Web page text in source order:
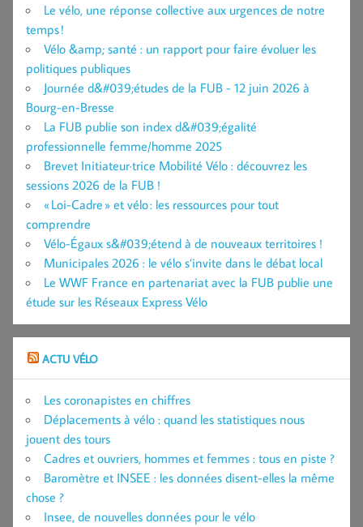
Le vélo, une réponse collective aux urgences de notre
temps !
Vélo &amp; santé : un rapport pour faire évoluer les
politiques publiques
Journée d&#039;études de la FUB - 12 juin 2026 à
Bourg-en-Bresse
La FUB publie son index d&#039;égalité
professionnelle femme/homme 2025
Brevet Initiateur·trice Mobilité Vélo : découvrez les
sessions 2026 de la FUB !
« Loi-Cadre » et vélo : les ressources pour tout
comprendre
Vélo-Égaux s&#039;étend à de nouveaux territoires !
Municipales 2026 : le vélo s’invite dans le débat local
Le WWF France en partenariat avec la FUB publie une
étude sur les Réseaux Express Vélo
ACTU VÉLO
Les coronapistes en chiffres
Déplacements à vélo : quand les statistiques nous
jouent des tours
Cadres et ouvriers, hommes et femmes : tous en piste ?
Baromètre et INSEE : les données disent-elles la même
chose ?
Insee, de nouvelles données pour le vélo